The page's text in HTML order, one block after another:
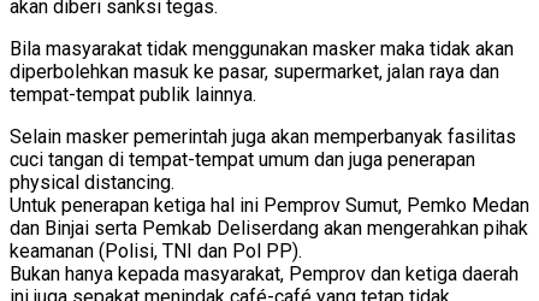
akan diberi sanksi tegas.
Bila masyarakat tidak menggunakan masker maka tidak akan
diperbolehkan masuk ke pasar, supermarket, jalan raya dan
tempat-tempat publik lainnya.
Selain masker pemerintah juga akan memperbanyak fasilitas
cuci tangan di tempat-tempat umum dan juga penerapan
physical distancing.
Untuk penerapan ketiga hal ini Pemprov Sumut, Pemko Medan
dan Binjai serta Pemkab Deliserdang akan mengerahkan pihak
keamanan (Polisi, TNI dan Pol PP).
Bukan hanya kepada masyarakat, Pemprov dan ketiga daerah